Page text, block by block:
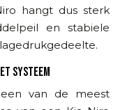
hangt dus sterk
en stabiele
SYSTEEM
van de meest